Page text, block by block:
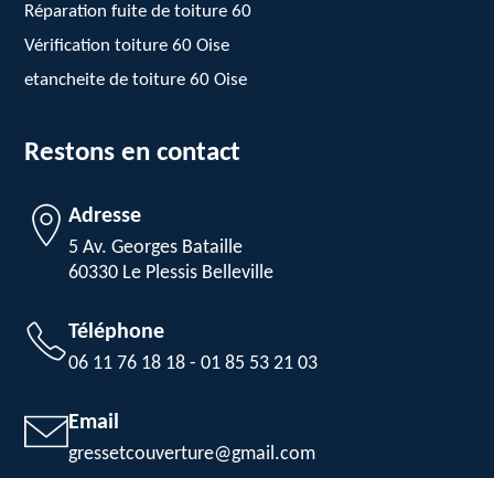
Réparation fuite de toiture 60
Vérification toiture 60 Oise
etancheite de toiture 60 Oise
Restons en contact
Adresse
5 Av. Georges Bataille
60330 Le Plessis Belleville
Téléphone
06 11 76 18 18 -01 85 53 21 03
Email
gressetcouverture@gmail.com